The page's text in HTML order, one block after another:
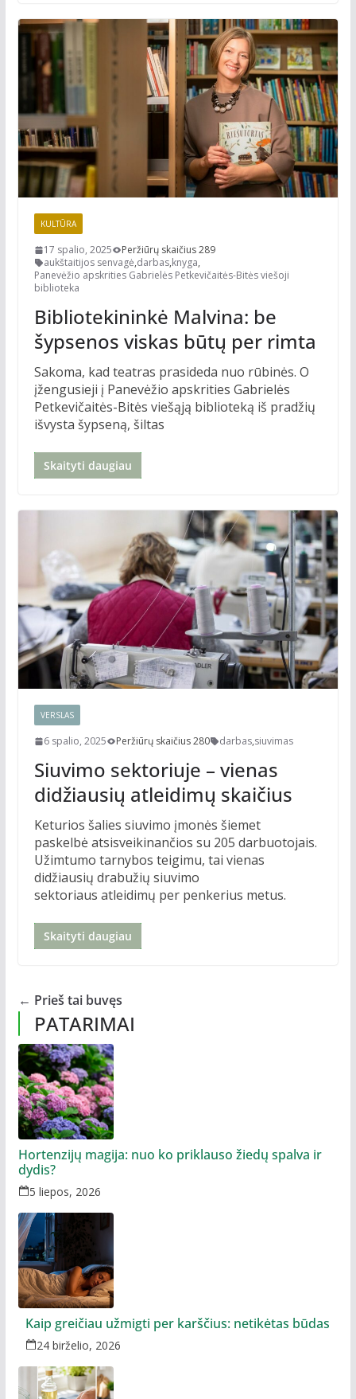
KULTŪRA
17 spalio, 2025
Peržiūrų skaičius 289
aukštaitijos senvagė,darbas,knyga,
Panevėžio apskrities Gabrielės Petkevičaitės-Bitės viešoji
biblioteka
Bibliotekininkė Malvina: be
šypsenos viskas būtų per rimta
Sakoma, kad teatras prasideda nuo rūbinės. O
įžengusieji į Panevėžio apskrities Gabrielės
Petkevičaitės-Bitės viešąją biblioteką iš pradžių
išvysta šypseną, šiltas
Skaityti daugiau
VERSLAS
6 spalio, 2025 Peržiūrų skaičius 280 darbas,siuvimas
Siuvimo sektoriuje – vienas
didžiausių atleidimų skaičius
Keturios šalies siuvimo įmonės šiemet
paskelbė atsisveikinančios su 205 darbuotojais.
Užimtumo tarnybos teigimu, tai vienas
didžiausių drabužių siuvimo
sektoriaus atleidimų per penkerius metus.
Skaityti daugiau
← Prieš tai buvęs
PATARIMAI
Hortenzijų magija: nuo ko priklauso žiedų spalva ir
dydis?
5 liepos, 2026
Kaip greičiau užmigti per karščius: netikėtas būdas
24 birželio, 2026